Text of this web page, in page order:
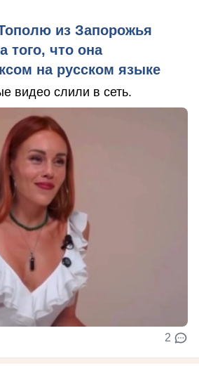
из Запорожья
того, что она
на русском языке
видео слили в сеть.
2